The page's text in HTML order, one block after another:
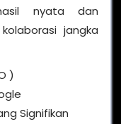
nyata dan
jangka
)
Signifikan